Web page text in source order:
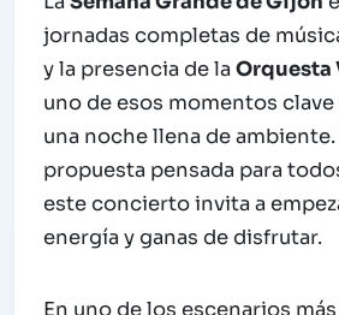
jornadas completas de
y la presencia de la Orquesta
uno de esos momentos
una noche llena de ambiente.
propuesta pensada para
este concierto invita a
energía y ganas de disfrutar.
En uno de los escenarios